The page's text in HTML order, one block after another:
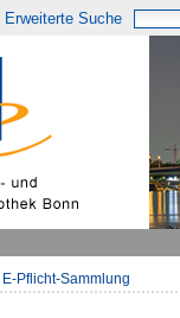
Erweiterte Suche
E-Pflicht-Sammlung